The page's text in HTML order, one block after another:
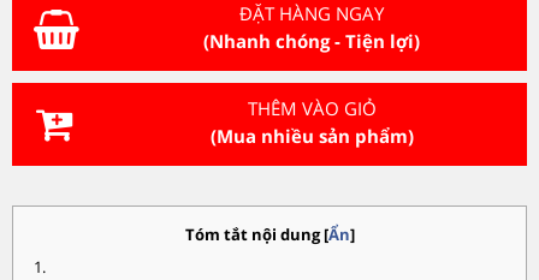
ĐẶT HÀNG NGAY
(Nhanh chóng - Tiện lợi)
THÊM VÀO GIỎ
(Mua nhiều sản phẩm)
Tóm tắt nội dung[Ẩn]